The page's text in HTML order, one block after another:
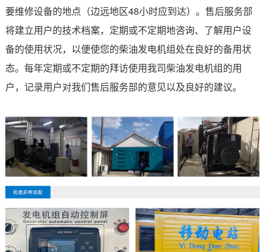
要维修设备的地点（边远地区48小时应到达）。售后服务部
将建立用户的技术档案，定期或不定期地咨询、了解用户设
备的使用状况，以便使您的柴油发电机组处在良好的备用状
态。每年定期或不定期的拜访使用我司柴油发电机组的用
户，记录用户对我们售后服务部的意见以及良好的建议。